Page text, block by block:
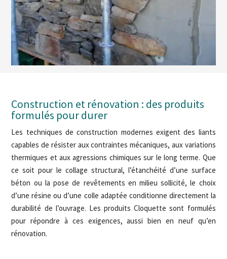
Construction et rénovation : des produits
formulés pour durer
Les techniques de construction modernes exigent des liants
capables de résister aux contraintes mécaniques, aux variations
thermiques et aux agressions chimiques sur le long terme. Que
ce soit pour le collage structural, l’étanchéité d’une surface
béton ou la pose de revêtements en milieu sollicité, le choix
d’une résine ou d’une colle adaptée conditionne directement la
durabilité de l’ouvrage. Les produits Cloquette sont formulés
pour répondre à ces exigences, aussi bien en neuf qu’en
rénovation.